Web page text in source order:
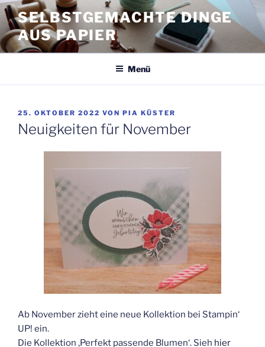
Zum
Inhalt
springen
SELBSTGEMACHTE DINGE
AUS PAPIER
Menü
VERÖFFENTLICHT
AM
25. OKTOBER 2022 VON PIA KÜSTER
Neuigkeiten für November
Ab November zieht eine neue Kollektion bei Stampin‘
UP! ein.
Die Kollektion ‚Perfekt passende Blumen‘. Sieh hier